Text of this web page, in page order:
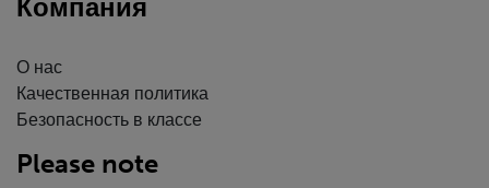
Компания
О нас
Качественная политика
Безопасность в классе
Please note